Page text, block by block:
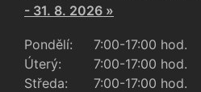
- 31. 8. 2026 »
Pondělí:
Úterý:
Středa:
7:00-17:00 hod.
7:00-17:00 hod.
7:00-17:00 hod.